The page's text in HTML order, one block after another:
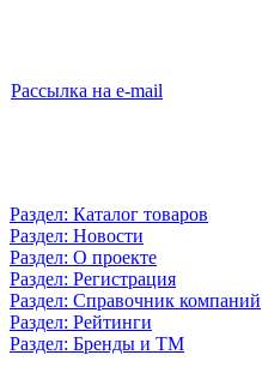
Рассылка на e-mail
Раздел: Каталог товаров
Раздел: Новости
Раздел: О проекте
Раздел: Регистрация
Раздел: Справочник компаний
Раздел: Рейтинги
Раздел: Бренды и ТМ